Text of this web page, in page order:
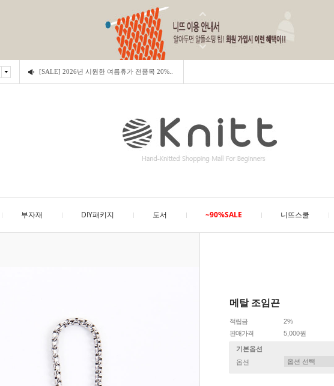
[SALE] 2026년 시원한 여름휴가 전품목 20%..
부자재 DIY패키지 도서 ~90%SALE 니뜨스쿨
메탈 조임끈
적립금
2%
판매가격
5,000원
기본옵션
옵션